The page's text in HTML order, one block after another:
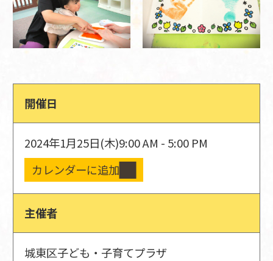
開催日
2024年1月25日(木)9:00 AM - 5:00 PM
カレンダーに追加
主催者
城東区子ども・子育てプラザ